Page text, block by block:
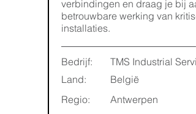
verbindingen en draag je bij
betrouwbare werking van
installaties.
Bedrijf:
Land:
Regio:
TMS Industrial
België
Antwerpen